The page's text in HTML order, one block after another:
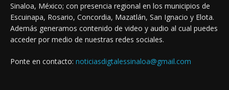
Sinaloa, México; con presencia regional en los municipios de
Escuinapa, Rosario, Concordia, Mazatlán, San Ignacio y Elota.
Además generamos contenido de video y audio al cual puedes
acceder por medio de nuestras redes sociales.
Ponte en contacto: noticiasdigtalessinaloa@gmail.com